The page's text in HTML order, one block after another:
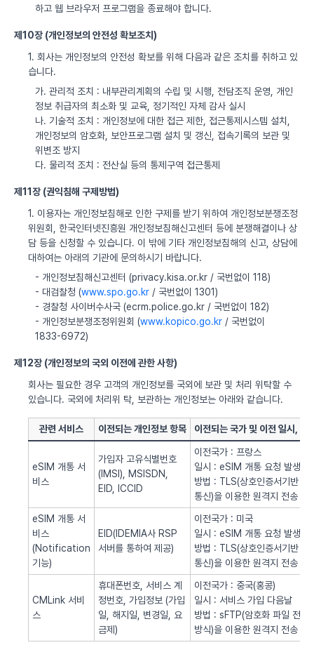
하고 웹 브라우저 프로그램을 종료해야 합니다.
제10장 (개인정보의 안전성 확보조치)
1. 회사는 개인정보의 안전성 확보를 위해 다음과 같은 조치를 취하고 있
습니다.
가. 관리적 조치 : 내부관리계획의 수립 및 시행, 전담조직 운영, 개인
정보 취급자의 최소화 및 교육, 정기적인 자체 감사 실시
나. 기술적 조치 : 개인정보에 대한 접근 제한, 접근통제시스템 설치,
개인정보의 암호화, 보안프로그램 설치 및 갱신, 접속기록의 보관 및
위변조 방지
다. 물리적 조치 : 전산실 등의 통제구역 접근통제
제11장 (권익침해 구제방법)
1. 이용자는 개인정보침해로 인한 구제를 받기 위하여 개인정보분쟁조정
위원회, 한국인터넷진흥원 개인정보침해신고센터 등에 분쟁해결이나 상
담 등을 신청할 수 있습니다. 이 밖에 기타 개인정보침해의 신고, 상담에
대하여는 아래의 기관에 문의하시기 바랍니다.
- 개인정보침해신고센터 (privacy.kisa.or.kr / 국번없이 118)
- 대검찰청 (www.spo.go.kr / 국번없이 1301)
- 경찰청 사이버수사국 (ecrm.police.go.kr / 국번없이 182)
- 개인정보분쟁조정위원회 (www.kopico.go.kr / 국번없이
1833-6972)
제12장 (개인정보의 국외 이전에 관한 사항)
회사는 필요한 경우 고객의 개인정보를 국외에 보관 및 처리 위탁할 수
있습니다. 국외에 처리위 탁, 보관하는 개인정보는 아래와 같습니다.
관련 서비스 이전되는 개인정보 항목 이전되는 국가 및 이전 일시, 방
eSIM 개통 서
비스
가입자 고유식별번호
(IMSI), MSISDN,
EID, ICCID
이전국가 : 프랑스
일시 : eSIM 개통 요청 발생시
방법 : TLS(상호인증서기반
통신)을 이용한 원격지 전송
eSIM 개통 서
비스
(Notification
기능)
EID(IDEMIA사 RSP
서버를 통하여 제공)
이전국가 : 미국
일시 : eSIM 개통 요청 발생시
방법 : TLS(상호인증서기반
통신)을 이용한 원격지 전송
CMLink 서비
스
휴대폰번호, 서비스 계
정번호, 가입정보 (가입
일, 해지일, 변경일, 요
금제)
이전국가 : 중국(홍콩)
일시 : 서비스 가입 다음날
방법 : sFTP(암호화 파일 전송
방식)을 이용한 원격지 전송